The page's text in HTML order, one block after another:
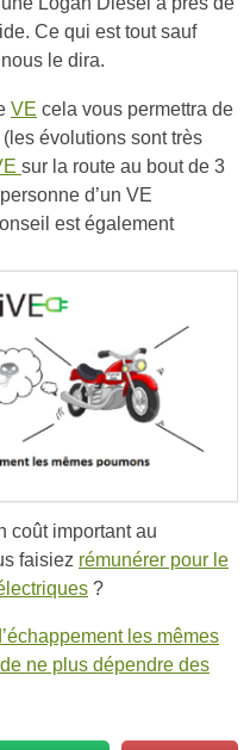
Ce qui est tout sauf
le dira.
VE cela vous permettra de
évolutions sont très
sur la route au bout de 3
d’un VE
est également
coût important au
faisiez rémunérer pour le
?
les mêmes
ne plus dépendre des